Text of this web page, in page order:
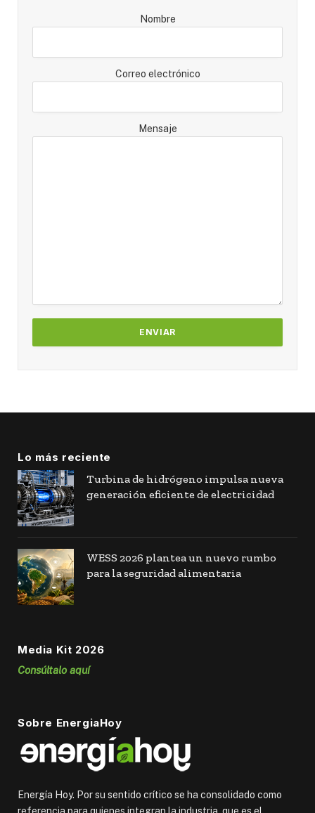
Nombre
Correo electrónico
Mensaje
Lo más reciente
Turbina de hidrógeno impulsa nueva
generación eficiente de electricidad
WESS 2026 plantea un nuevo rumbo
para la seguridad alimentaria
Media Kit 2026
Consúltalo aquí
Sobre EnergiaHoy
Energía Hoy. Por su sentido crítico se ha consolidado como